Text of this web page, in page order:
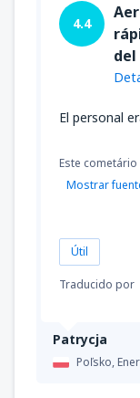
Patrycja
Poľsko,
4.4
El personal
Este
Mostrar
Útil
Traducido por